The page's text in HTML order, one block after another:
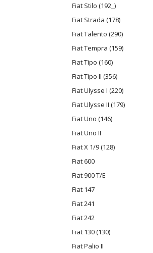
Fiat Stilo (192_)
Fiat Strada (178)
Fiat Talento (290)
Fiat Tempra (159)
Fiat Tipo (160)
Fiat Tipo II (356)
Fiat Ulysse I (220)
Fiat Ulysse II (179)
Fiat Uno (146)
Fiat Uno II
Fiat X 1/9 (128)
Fiat 600
Fiat 900 T/E
Fiat 147
Fiat 241
Fiat 242
Fiat 130 (130)
Fiat Palio II